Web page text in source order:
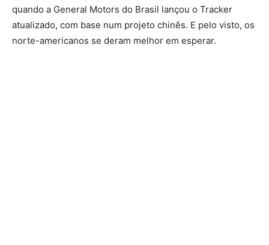
quando a General Motors do Brasil lançou o Tracker
atualizado, com base num projeto chinês. E pelo visto, os
norte-americanos se deram melhor em esperar.